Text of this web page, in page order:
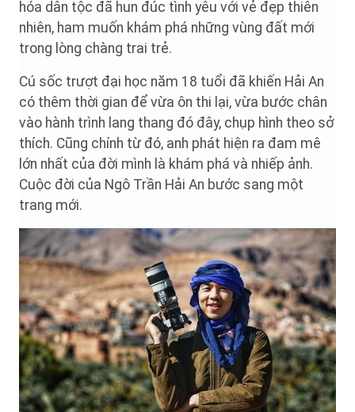
hóa dân tộc đã hun đúc tình yêu với vẻ đẹp thiên
nhiên, ham muốn khám phá những vùng đất mới
trong lòng chàng trai trẻ.
Cú sốc trượt đại học năm 18 tuổi đã khiến Hải An
có thêm thời gian để vừa ôn thi lại, vừa bước chân
vào hành trình lang thang đó đây, chụp hình theo sở
thích. Cũng chính từ đó, anh phát hiện ra đam mê
lớn nhất của đời mình là khám phá và nhiếp ảnh.
Cuộc đời của Ngô Trần Hải An bước sang một
trang mới.